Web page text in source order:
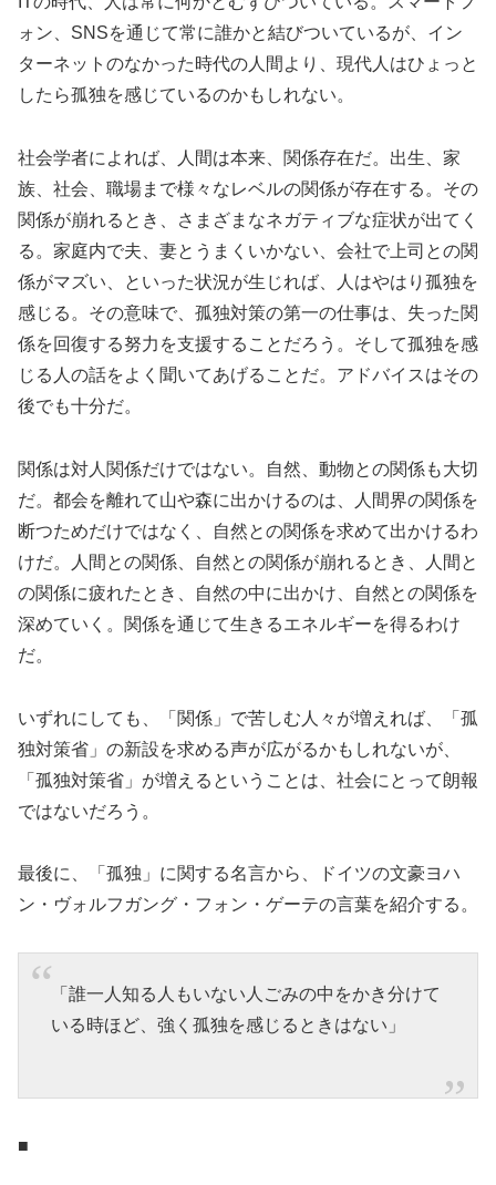
ォン、SNSを通じて常に誰かと結びついているが、イン
ターネットのなかった時代の人間より、現代人はひょっと
したら孤独を感じているのかもしれない。
社会学者によれば、人間は本来、関係存在だ。出生、家
族、社会、職場まで様々なレベルの関係が存在する。その
関係が崩れるとき、さまざまなネガティブな症状が出てく
る。家庭内で夫、妻とうまくいかない、会社で上司との関
係がマズい、といった状況が生じれば、人はやはり孤独を
感じる。その意味で、孤独対策の第一の仕事は、失った関
係を回復する努力を支援することだろう。そして孤独を感
じる人の話をよく聞いてあげることだ。アドバイスはその
後でも十分だ。
関係は対人関係だけではない。自然、動物との関係も大切
だ。都会を離れて山や森に出かけるのは、人間界の関係を
断つためだけではなく、自然との関係を求めて出かけるわ
けだ。人間との関係、自然との関係が崩れるとき、人間と
の関係に疲れたとき、自然の中に出かけ、自然との関係を
深めていく。関係を通じて生きるエネルギーを得るわけ
だ。
いずれにしても、「関係」で苦しむ人々が増えれば、「孤
独対策省」の新設を求める声が広がるかもしれないが、
「孤独対策省」が増えるということは、社会にとって朗報
ではないだろう。
最後に、「孤独」に関する名言から、ドイツの文豪ヨハ
ン・ヴォルフガング・フォン・ゲーテの言葉を紹介する。
「誰一人知る人もいない人ごみの中をかき分けて
いる時ほど、強く孤独を感じるときはない」
■